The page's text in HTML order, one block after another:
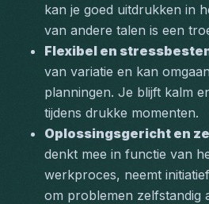
kan je goed uitdrukken in
van andere talen is een
Flexibel en
van variatie en kan
planningen. Je blijft kalm
tijdens drukke momenten.
Oplossingsgericht en
denkt mee in functie van
werkproces, neemt
om problemen zelfstandig